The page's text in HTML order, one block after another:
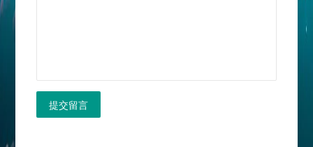
提交留言